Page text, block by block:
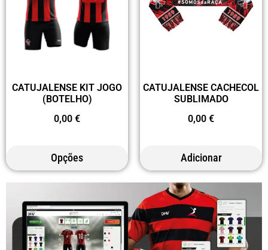
CATUJALENSE KIT JOGO
(BOTELHO)
0,00 €
Opções
CATUJALENSE CACHECOL
SUBLIMADO
0,00 €
Adicionar